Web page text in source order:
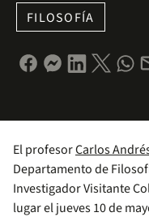
FILOSOFÍA
El profesorCarlos
Departamento de
Investigador Visitante
lugar el jueves 10 de